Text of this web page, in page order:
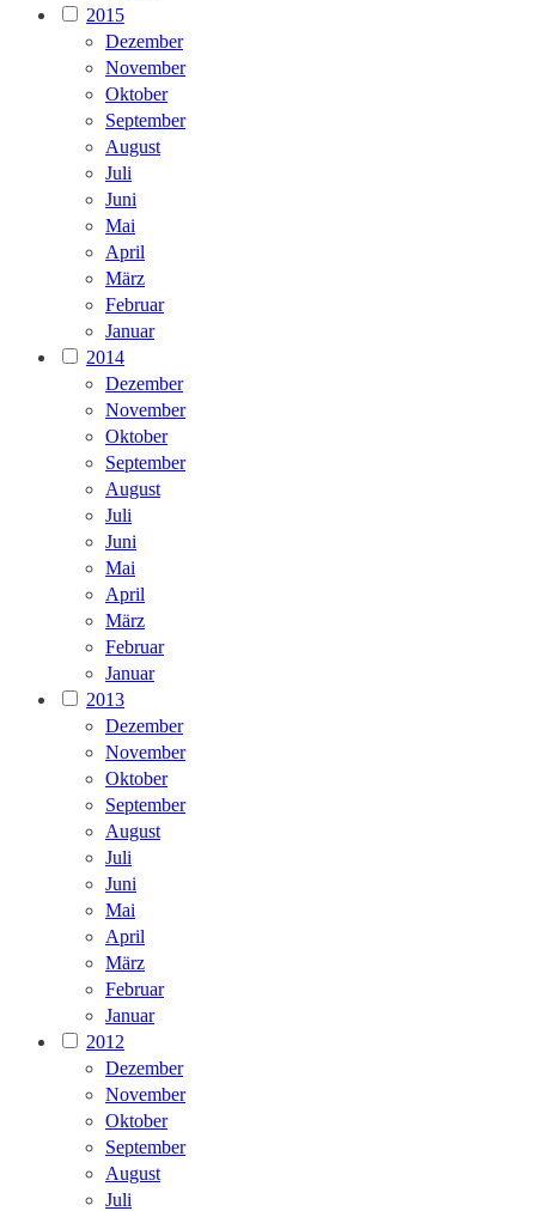
2015
Dezember
November
Oktober
September
August
Juli
Juni
Mai
April
März
Februar
Januar
2014
Dezember
November
Oktober
September
August
Juli
Juni
Mai
April
März
Februar
Januar
2013
Dezember
November
Oktober
September
August
Juli
Juni
Mai
April
März
Februar
Januar
2012
Dezember
November
Oktober
September
August
Juli